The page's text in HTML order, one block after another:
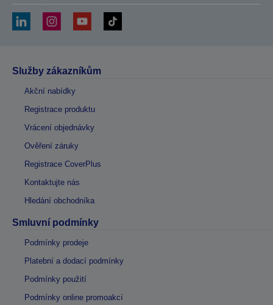
Služby zákazníkům
Akční nabídky
Registrace produktu
Vrácení objednávky
Ověření záruky
Registrace CoverPlus
Kontaktujte nás
Hledání obchodníka
Smluvní podmínky
Podmínky prodeje
Platební a dodací podmínky
Podmínky použití
Podmínky online promoakcí